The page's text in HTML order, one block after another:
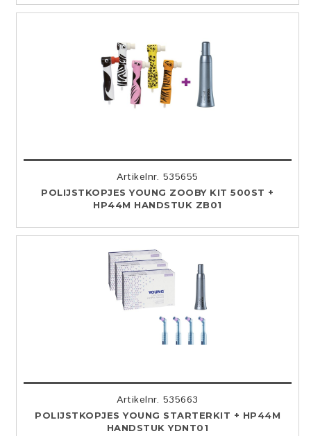
Artikelnr. 535655
POLIJSTKOPJES YOUNG ZOOBY KIT 500ST +
HP44M HANDSTUK ZB01
Artikelnr. 535663
POLIJSTKOPJES YOUNG STARTERKIT + HP44M
HANDSTUK YDNT01